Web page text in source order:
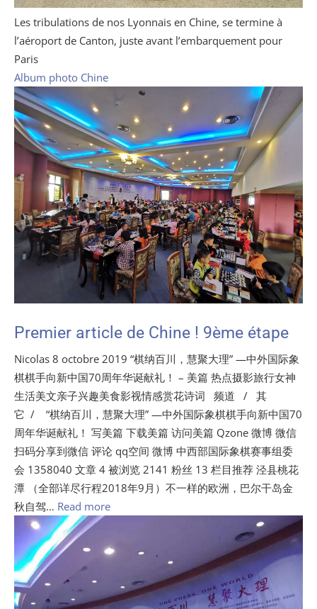
Les tribulations de nos Lyonnais en Chine, se termine à
l’aéroport de Canton, juste avant l’embarquement pour
Paris
Album photo Chine
Premier article de Chine ! 9ème étape
Nicolas 8 octobre 2019 “棋纳百川，慧聚大理” —中外国际象
棋棋手向新中国70周年华诞献礼！ – 美篇 热点摄影旅行女神
生活美文亲子兴趣美食影视情感赏花诗词 频道 / 其
它 / “棋纳百川，慧聚大理” —中外国际象棋棋手向新中国70
周年华诞献礼！ 写美篇 下载美篇 访问美篇 Qzone 微博 微信
扫码分享到微信 评论 qq空间 微博 中西部国际象棋赛事组委
会 1358040 文章 4 被浏览 2141 粉丝 13 栏目推荐 泾县桃花
潭 （全部详尽行程2018年9月）不一样的欧洲，巴尔干岛金
秋自驾… Read more